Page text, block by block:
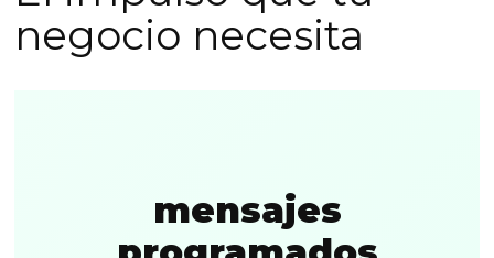
negocio necesita
mensajes